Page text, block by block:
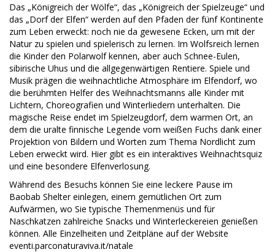
Das „Königreich der Wölfe“, das „Königreich der Spielzeuge“ und
das „Dorf der Elfen“ werden auf den Pfaden der fünf Kontinente
zum Leben erweckt: noch nie da gewesene Ecken, um mit der
Natur zu spielen und spielerisch zu lernen. Im Wolfsreich lernen
die Kinder den Polarwolf kennen, aber auch Schnee-Eulen,
sibirische Uhus und die allgegenwärtigen Rentiere. Spiele und
Musik prägen die weihnachtliche Atmosphäre im Elfendorf, wo
die berühmten Helfer des Weihnachtsmanns alle Kinder mit
Lichtern, Choreografien und Winterliedern unterhalten. Die
magische Reise endet im Spielzeugdorf, dem warmen Ort, an
dem die uralte finnische Legende vom weißen Fuchs dank einer
Projektion von Bildern und Worten zum Thema Nordlicht zum
Leben erweckt wird. Hier gibt es ein interaktives Weihnachtsquiz
und eine besondere Elfenverlosung.
Während des Besuchs können Sie eine leckere Pause im
Baobab Shelter einlegen, einem gemütlichen Ort zum
Aufwärmen, wo Sie typische Themenmenüs und für
Naschkatzen zahlreiche Snacks und Winterleckereien genießen
können. Alle Einzelheiten und Zeitpläne auf der Website
eventi.parconaturaviva.it/natale